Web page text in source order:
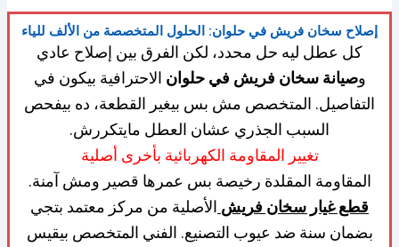
إصلاح سخان فريش في حلوان: الحلول المتخصصة من الألف للياء
كل عطل ليه حل محدد، لكن الفرق بين إصلاح عادي
وصيانة سخان فريش في حلوان الاحترافية بيكون في
التفاصيل. المتخصص مش بس بيغير القطعة، ده بيفحص
السبب الجذري عشان العطل مايتكررش.
تغيير المقاومة الكهربائية بأخرى أصلية
المقاومة المقلدة رخيصة بس عمرها قصير ومش آمنة.
قطع غيار سخان فريش الأصلية من مركز معتمد بتجي
بضمان سنة ضد عيوب التصنيع. الفني المتخصص بيقيس